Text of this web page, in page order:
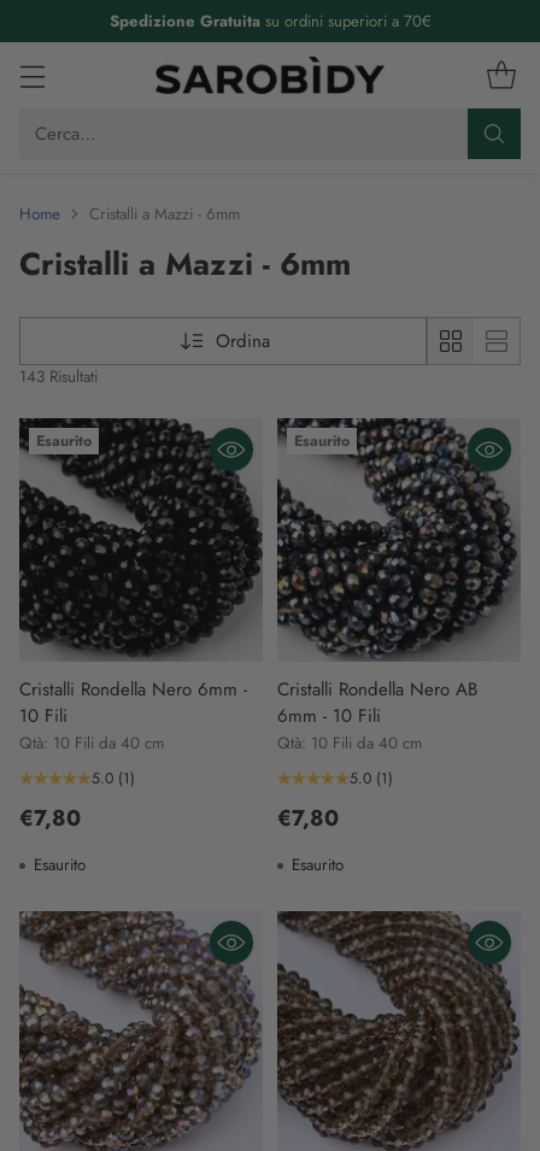
Cerca…
Spedizione Gratuitasu ordini superiori a 70€
Home Cristalli a Mazzi - 6mm
Cristalli a Mazzi - 6mm
Ordina
143 Risultati
Esaurito
Cristalli Rondella Nero 6mm -
10 Fili
Qtà: 10 Fili da 40 cm
5.0 (1)
€7,80
Esaurito
Esaurito
Cristalli Rondella Nero AB
6mm - 10 Fili
Qtà: 10 Fili da 40 cm
5.0 (1)
€7,80
Esaurito